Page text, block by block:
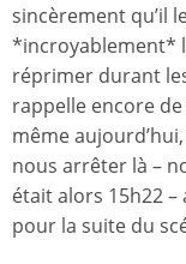
sincèrement qu’il
*incroyablement*
réprimer durant
rappelle encore
même
nous arrêter là –
était alors 15h22
pour la suite du